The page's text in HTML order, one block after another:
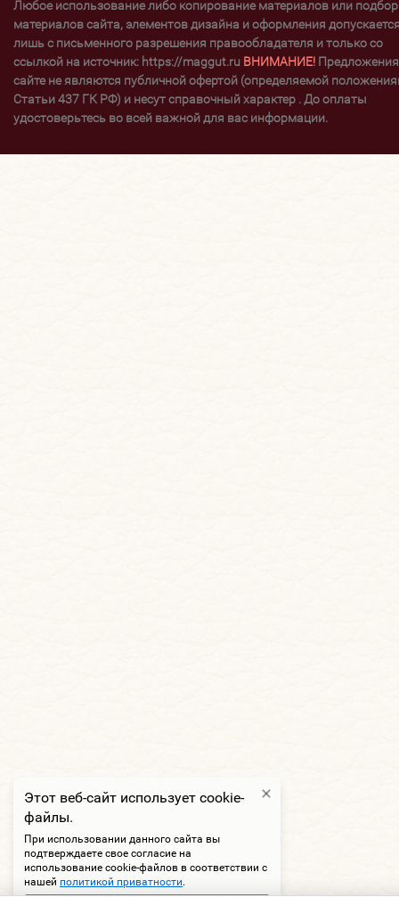
Этот веб-сайт использует cookie-
файлы.
При использовании данного сайта вы
подтверждаете свое согласие на
использование cookie-файлов в соответствии с
нашей политикой приватности.
Любое использование либо копирование материалов или
материалов сайта, элементов дизайна и оформления
лишь с письменного разрешения правообладателя и только со
ссылкой на источник: https://maggut.ru ВНИМАНИЕ!
сайте не являются публичной офертой (определяемой
Статьи 437 ГК РФ) и несут справочный характер . До оплаты
удостоверьтесь во всей важной для вас информации.